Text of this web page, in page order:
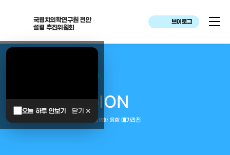
국립치의학연구원 천안
설립 추진위원회
브이로그
오늘 하루 안보기 닫기 ✕
대한민국은 두번이나 약속하였습니다.
MEGAREGION
중부권 전체를 잇는 연구–임상–평가–사업화 융합 메가리전